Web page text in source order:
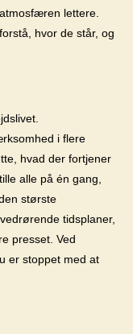
lettere.
hvor de står, og
i flere
hvad der fortjener
alle på én gang,
største
tidsplaner,
presset. Ved
er stoppet med at